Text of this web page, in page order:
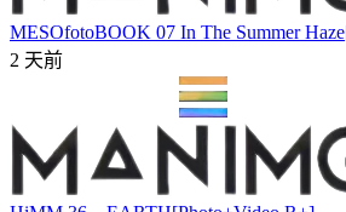
MESOfotoBOOK 07 In The Summer
2 天前